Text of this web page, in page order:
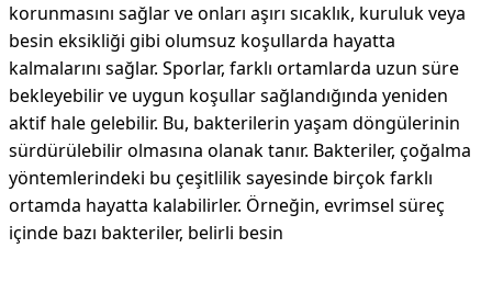
korunmasını sağlar ve onları aşırı sıcaklık, kuruluk veya
besin eksikliği gibi olumsuz koşullarda hayatta
kalmalarını sağlar. Sporlar, farklı ortamlarda uzun süre
bekleyebilir ve uygun koşullar sağlandığında yeniden
aktif hale gelebilir. Bu, bakterilerin yaşam döngülerinin
sürdürülebilir olmasına olanak tanır. Bakteriler, çoğalma
yöntemlerindeki bu çeşitlilik sayesinde birçok farklı
ortamda hayatta kalabilirler. Örneğin, evrimsel süreç
içinde bazı bakteriler, belirli besin